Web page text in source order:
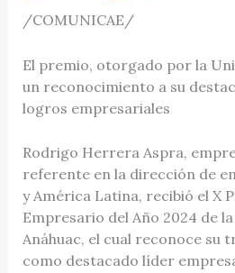
/COMUNICAE/
El premio, otorgado por la
un reconocimiento a su
logros empresariales
Rodrigo Herrera Aspra,
referente en la dirección de
y América Latina, recibió el X
Empresario del Año 2024 de
Anáhuac, el cual reconoce su
como destacado líder